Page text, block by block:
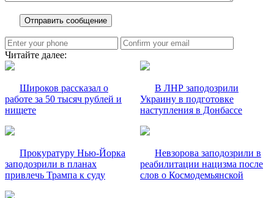
Читайте далее:
Широков рассказал о
работе за 50 тысяч рублей и
нищете
В ЛНР заподозрили
Украину в подготовке
наступления в Донбассе
Прокуратуру Нью-Йорка
заподозрили в планах
привлечь Трампа к суду
Невзорова заподозрили в
реабилитации нацизма после
слов о Космодемьянской